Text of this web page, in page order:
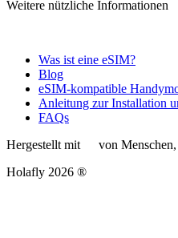
Weitere nützliche Informationen
Was ist eine eSIM?
Blog
eSIM-kompatible
Anleitung zur Installation
FAQs
Hergestellt mit
von
Holafly 2026 ®